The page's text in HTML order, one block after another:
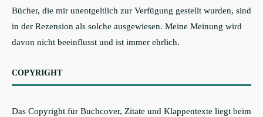
Bücher, die mir unentgeltlich zur Verfügung gestellt wurden, sind
in der Rezension als solche ausgewiesen. Meine Meinung wird
davon nicht beeinflusst und ist immer ehrlich.
COPYRIGHT
Das Copyright für Buchcover, Zitate und Klappentexte liegt beim